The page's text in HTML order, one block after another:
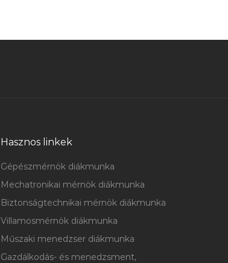
Hasznos linkek
Gépészmérnök diákmunka
Mechatronikai mérnök diákmunka
Biztonságtechnikai mérnök diákmunka
Villamosmérnök diákmunka
Műszaki menedzser diákmunka
Gazdálkodás- és menedzsment,